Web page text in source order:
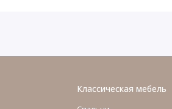
Классическая мебель